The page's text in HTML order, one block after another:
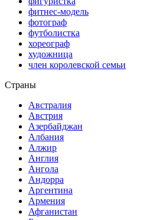
фитнес-модель
фотограф
футболистка
хореограф
художница
член королевской семьи
Страны
Австралия
Австрия
Азербайджан
Албания
Алжир
Англия
Ангола
Андорра
Аргентина
Армения
Афганистан